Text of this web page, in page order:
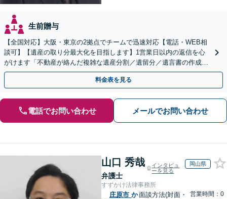
生前贈与
【全国対応】大阪・東京の2拠点でチームで迅速対応【電話・WEB相
談可】【遺産の取り分最大化を目指します】1営業日以内の返信を心
がけます「不動産が絡んだ複雑な遺産分割／遺留分／遺言書の作成・
執行／事業承継など、お任せください」【休日相談あり】
料金表を見る
電話でお問い合わせ メールでお問い合わせ
山口 秀哉
弁護士
インタビュ
ーを見る
岡山県
すずかけ法律事務所
庄原市 か面談方法(対面・
営業時間：0